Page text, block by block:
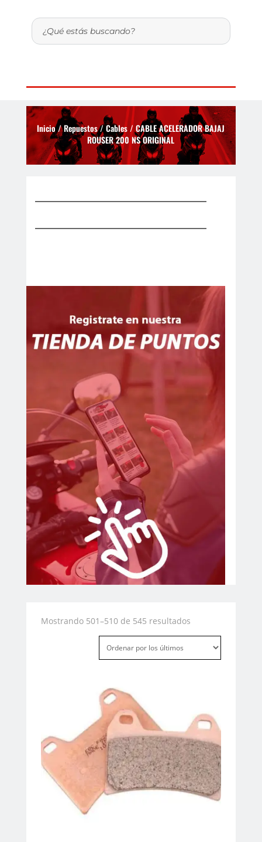
Inicio/Repuestos/Cables / CABLE ACELERADOR BAJAJ
ROUSER 200 NS ORIGINAL
Mostrando 501–510 de 545 resultadosOrdenado
por
últimos